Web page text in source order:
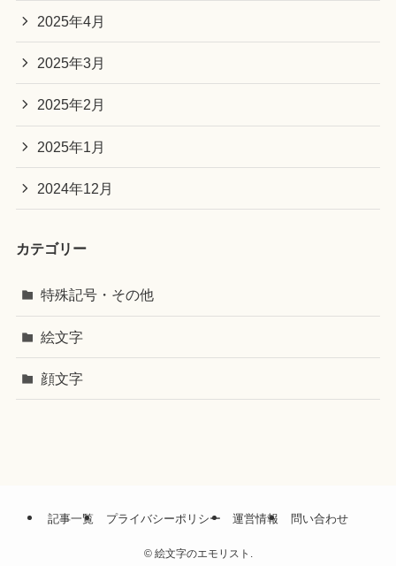
2025年4月
2025年3月
2025年2月
2025年1月
2024年12月
カテゴリー
特殊記号・その他
絵文字
顔文字
記事一覧 プライバシーポリシー 運営情報 問い合わせ
©絵文字のエモリスト.